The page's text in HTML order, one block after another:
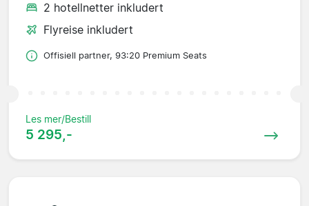
2 hotellnetter inkludert
Flyreise inkludert
Offisiell partner, 93:20 Premium Seats
Les mer/Bestill
5 295,-